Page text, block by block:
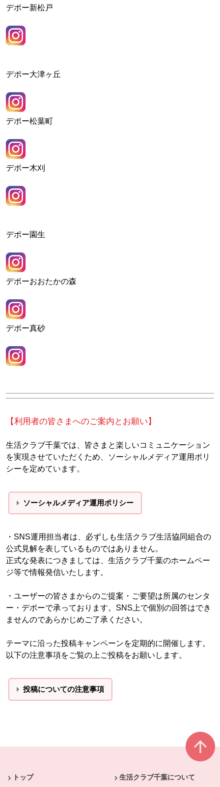
デポー新松戸
デポー大津ヶ丘
デポー松葉町
デポー木刈
デポー園生
デポーおおたかの森
デポー真砂
【利用者の皆さまへのご案内とお願い】
生活クラブ千葉では、皆さまと楽しいコミュニケーション
を実現させていただくため、ソーシャルメディア運用ポリ
シーを定めています。
ソーシャルメディア運用ポリシー
・SNS運用担当者は、必ずしも生活クラブ生活協同組合の
公式見解を表しているものではありません。
正式な発表につきましては、生活クラブ千葉のホームペー
ジ等で情報発信いたします。
・ユーザーの皆さまからのご提案・ご要望は所属のセンタ
ー・デポーで承っております。SNS上で個別の回答はでき
ませんのであらかじめご了承ください。
テーマに沿った投稿キャンペーンを定期的に開催します。
以下の注意事項をご覧の上ご投稿をお願いします。
投稿についての注意事項
トップ 生活クラブ千葉について